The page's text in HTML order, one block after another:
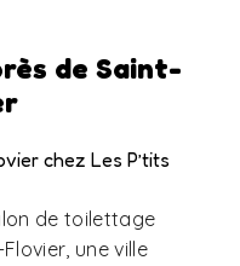
de Saint-
chez Les P’tits
de toilettage
une ville